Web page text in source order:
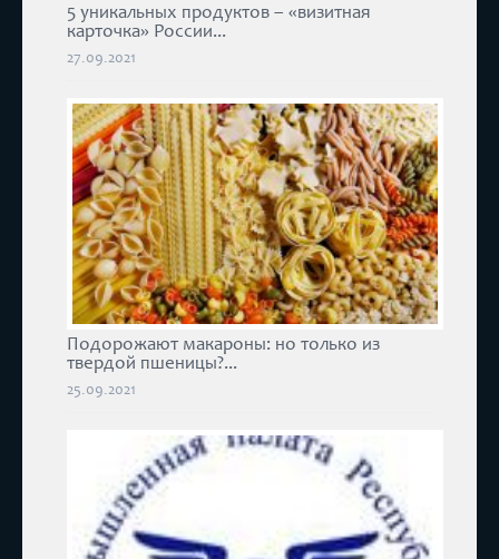
5 уникальных продуктов – «визитная
карточка» России...
27.09.2021
Подорожают макароны: но только из
твердой пшеницы?...
25.09.2021